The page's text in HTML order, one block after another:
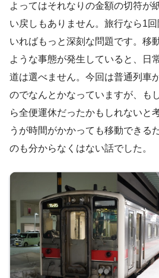
よってはそれなりの金額の切符が
い戻しもありません。旅行なら1
いればもっと深刻な問題です。移
ような事態が発生していると、日
道は選べません。今回は普通列車
のでなんとかなっていますが、も
ら全便運休だったかもしれないと
うが時間がかかっても移動できる
のも分からなくはない話でした。